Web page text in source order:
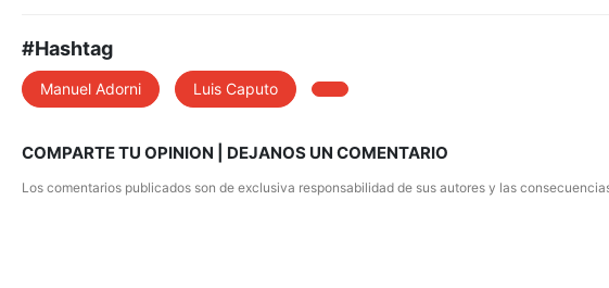
#Hashtag
Manuel Adorni Luis Caputo
COMPARTE TU OPINION | DEJANOS UN COMENTARIO
Los comentarios publicados son de exclusiva responsabilidad de sus autores y las